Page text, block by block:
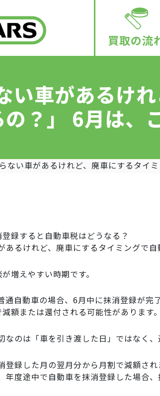
買取の流
い車があるけ
？」 6月は、
らない車があるけれど、廃車にするタイ
録すると自動車税はどうなる？
あるけれど、廃車にするタイミングで自
増えやすい時期です。
通自動車の場合、6月中に抹消登録が
額または還付される可能性があります。
なのは「車を引き渡した日」ではなく
登録した月の翌月分から月割で減額され
年度途中で自動車を抹消登録した場合